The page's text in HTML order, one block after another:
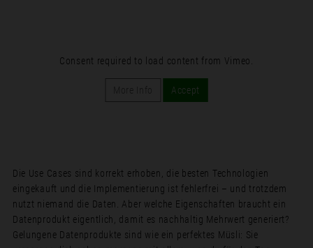
Consent required to load content from Vimeo.
Accept
Die Use Cases sind korrekt erhoben, die besten Technologien
eingekauft und die Implementierung ist fehlerfrei – und trotzdem
nutzt niemand die Daten. Aber welche Eigenschaften braucht ein
Datenprodukt eigentlich, damit es nachhaltig Mehrwert generiert?
Gelungene Datenprodukte sind wie ein perfektes Müsli: Sie